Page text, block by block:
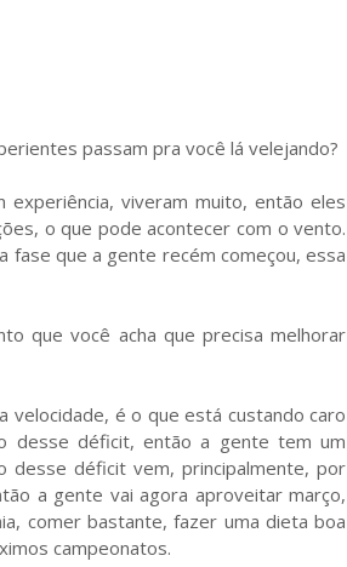
passam pra você lá velejando?
experiência, viveram muito, então eles
o que pode acontecer com o vento.
fase que a gente recém começou, essa
que você acha que precisa melhorar
velocidade, é o que está custando caro
desse déficit, então a gente tem um
desse déficit vem, principalmente, por
a gente vai agora aproveitar março,
comer bastante, fazer uma dieta boa
campeonatos.